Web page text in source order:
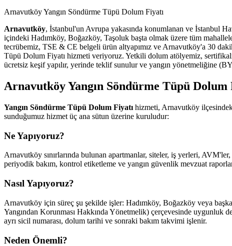
Arnavutköy Yangın Söndürme Tüpü Dolum Fiyatı
Arnavutköy, İstanbul'un Avrupa yakasında konumlanan ve İstanbul
içindeki Hadımköy, Boğazköy, Taşoluk başta olmak üzere tüm
tecrübemiz, TSE & CE belgeli ürün altyapımız ve Arnavutköy'a 30
Tüpü Dolum Fiyatı hizmeti veriyoruz. Yetkili dolum atölyemiz,
ücretsiz keşif yapılır, yerinde teklif sunulur ve yangın yönetmeliğine
Arnavutköy Yangın Söndürme Tüpü
Yangın Söndürme Tüpü Dolum Fiyatı hizmeti, Arnavutköy
sunduğumuz hizmet üç ana sütun üzerine kuruludur:
Ne Yapıyoruz?
Arnavutköy sınırlarında bulunan apartmanlar, siteler, iş yerleri,
periyodik bakım, kontrol etiketleme ve yangın güvenlik mevzuat
Nasıl Yapıyoruz?
Arnavutköy için süreç şu şekilde işler: Hadımköy, Boğazköy veya
Yangından Korunması Hakkında Yönetmelik) çerçevesinde uygunluk
ayrı sicil numarası, dolum tarihi ve sonraki bakım takvimi işlenir.
Neden Önemli?